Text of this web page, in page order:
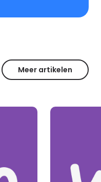
Meer artikelen
Lees